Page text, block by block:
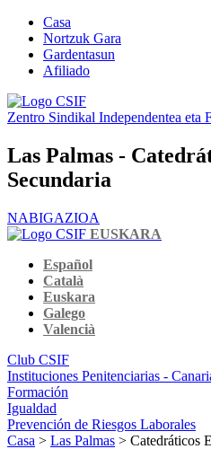
Casa
Nortzuk Gara
Gardentasun
Afiliado
Zentro Sindikal Independentea eta
Las Palmas -
Secundaria
NABIGAZIOA
EUSKARA
Español
Català
Euskara
Galego
Valencià
Club CSIF
Instituciones Penitenciarias -
Formación
Igualdad
Prevención de Riesgos Laborales
Casa > Las Palmas > Catedráticos